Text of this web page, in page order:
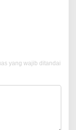
yang wajib ditandai